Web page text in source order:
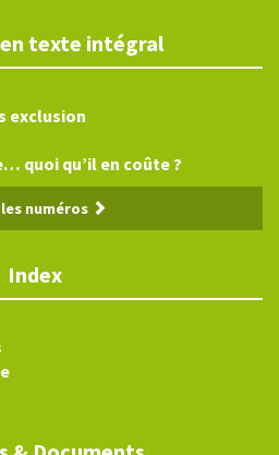
texte intégral
exclusion
quoi qu’il en coûte ?
numéros
Index